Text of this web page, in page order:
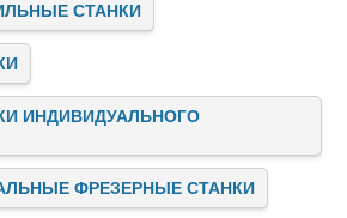
СТАНКИ
ИНДИВИДУАЛЬНОГО
ФРЕЗЕРНЫЕ СТАНКИ